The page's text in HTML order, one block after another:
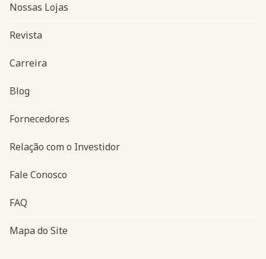
Navegação do rodapé
Nossas Lojas
Revista
Carreira
Blog
Fornecedores
Relação com o Investidor
Fale Conosco
FAQ
Mapa do Site